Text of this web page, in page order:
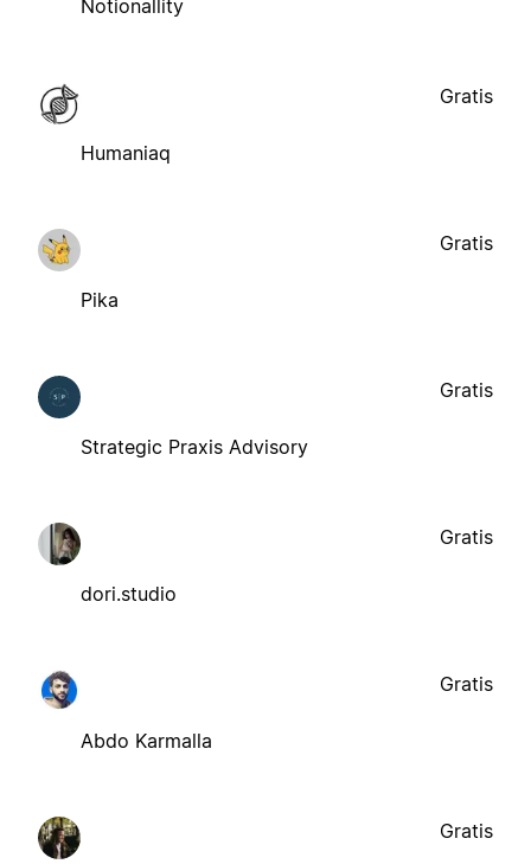
Notionallity
Humaniaq
Gratis
Pika
Gratis
Strategic Praxis Advisory
Gratis
dori.studio
Gratis
Abdo Karmalla
Gratis
Gratis